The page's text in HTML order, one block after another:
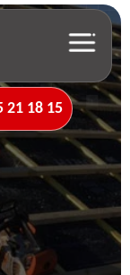
21 18 15